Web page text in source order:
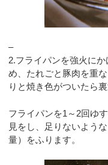
–
2.フライパンを強火に
め、たれごと豚肉を重
りと焼き色がついたら裏
フライパンを1～2回ゆ
見をし、足りないよう
量）をふります。